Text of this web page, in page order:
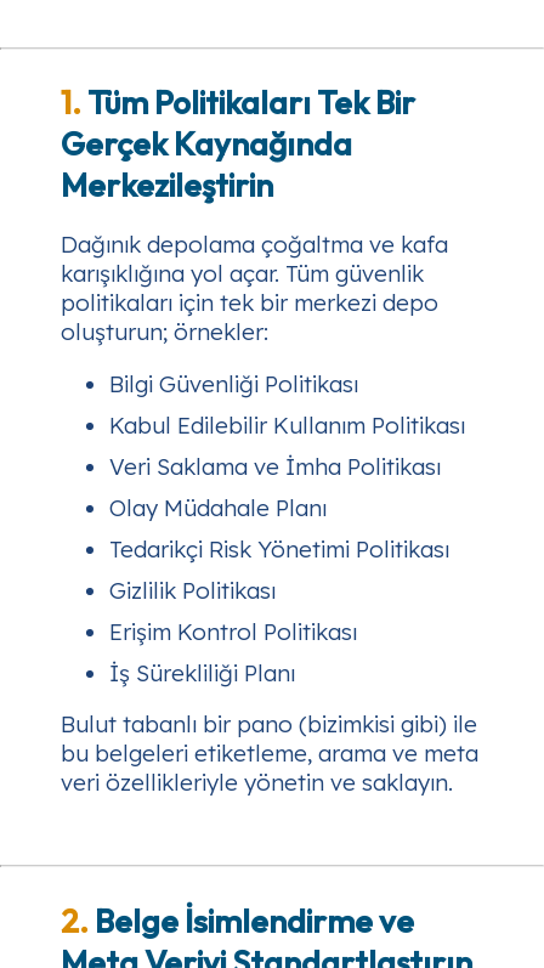
1. Tüm Politikaları Tek Bir
Gerçek Kaynağında
Merkezileştirin
Dağınık depolama çoğaltma ve kafa
karışıklığına yol açar. Tüm güvenlik
politikaları için tek bir merkezi depo
oluşturun; örnekler:
Bilgi Güvenliği Politikası
Kabul Edilebilir Kullanım Politikası
Veri Saklama ve İmha Politikası
Olay Müdahale Planı
Tedarikçi Risk Yönetimi Politikası
Gizlilik Politikası
Erişim Kontrol Politikası
İş Sürekliliği Planı
Bulut tabanlı bir pano (bizimkisi gibi) ile
bu belgeleri etiketleme, arama ve meta
veri özellikleriyle yönetin ve saklayın.
2. Belge İsimlendirme ve